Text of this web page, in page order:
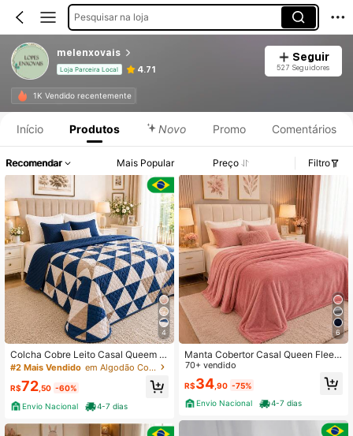
Pesquisar na loja
melenxovais
Loja Parceira Local 4.71
Seguir
527 Seguidores
1K Vendido recentemente
Início Produtos Novo Promo Comentários
Recomendar Mais Popular Preço Filtro
4
Colcha Cobre Leito Casal Queem Fl
oral Caqui Rose Vermelho Dupla Fa
ce Matelada Decorativa
#2 Mais Vendido em Algodão Colchas e conjuntos
R$72 ,50 -60%
Envio Nacional
4-7 dias
6
Manta Cobertor Casal Queen Fleec
e Premium Antialérgica Macia Conf
ortável e Aconchegante
70+ vendido
R$34 ,90 -75%
Envio Nacional
4-7 dias